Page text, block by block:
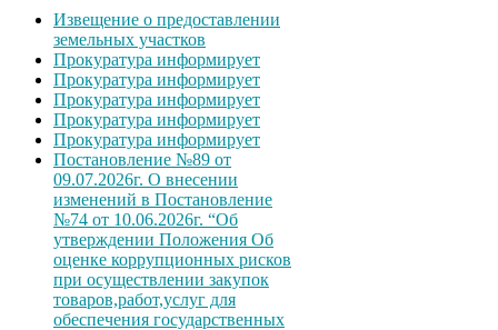
Извещение о предоставлении
земельных участков
Прокуратура информирует
Прокуратура информирует
Прокуратура информирует
Прокуратура информирует
Прокуратура информирует
Постановление №89 от
09.07.2026г. О внесении
изменений в Постановление
№74 от 10.06.2026г. “Об
утверждении Положения Об
оценке коррупционных рисков
при осуществлении закупок
товаров,работ,услуг для
обеспечения государственных